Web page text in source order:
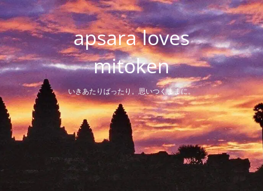
Skip
to
content
apsara loves
mitoken
いきあたりばったり。思いつくままに。